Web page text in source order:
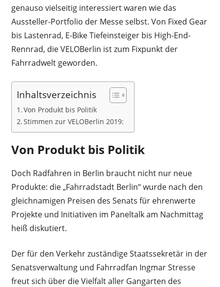
genauso vielseitig interessiert waren wie das
Aussteller-Portfolio der Messe selbst. Von Fixed Gear
bis Lastenrad, E-Bike Tiefeinsteiger bis High-End-
Rennrad, die VELOBerlin ist zum Fixpunkt der
Fahrradwelt geworden.
Inhaltsverzeichnis
Von Produkt bis Politik
Stimmen zur VELOBerlin 2019:
Von Produkt bis Politik
Doch Radfahren in Berlin braucht nicht nur neue
Produkte: die „Fahrradstadt Berlin“ wurde nach den
gleichnamigen Preisen des Senats für ehrenwerte
Projekte und Initiativen im Paneltalk am Nachmittag
heiß diskutiert.
Der für den Verkehr zuständige Staatssekretär in der
Senatsverwaltung und Fahrradfan Ingmar Stresse
freut sich über die Vielfalt aller Gangarten des